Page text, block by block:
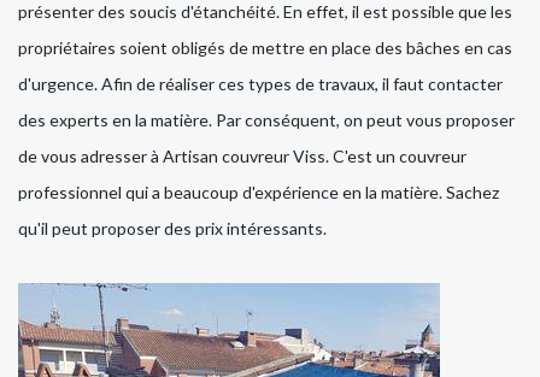
présenter des soucis d'étanchéité. En effet, il est possible que les
propriétaires soient obligés de mettre en place des bâches en cas
d'urgence. Afin de réaliser ces types de travaux, il faut contacter
des experts en la matière. Par conséquent, on peut vous proposer
de vous adresser à Artisan couvreur Viss. C'est un couvreur
professionnel qui a beaucoup d'expérience en la matière. Sachez
qu'il peut proposer des prix intéressants.